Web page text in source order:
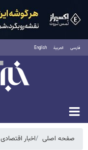
فارسی العربية English
پنجشنبه ۱۵ مرداد ۱۴۰۵
صفحه اصلی اخبار اقتصادی